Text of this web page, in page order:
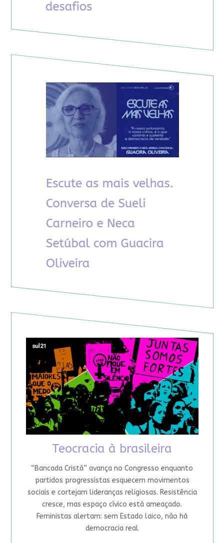
Teocracia à brasileira
“Bancada Cristã” avança no Congresso enquanto
partidos progressistas esquecem movimentos
sociais e cortejam lideranças religiosas. Resistência
cresce, mas espaço cívico está ameaçado.
Feministas alertam: sem Estado laico, não há
democracia real